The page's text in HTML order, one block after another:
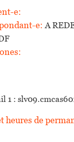
e:
e: A
1 :
heures de